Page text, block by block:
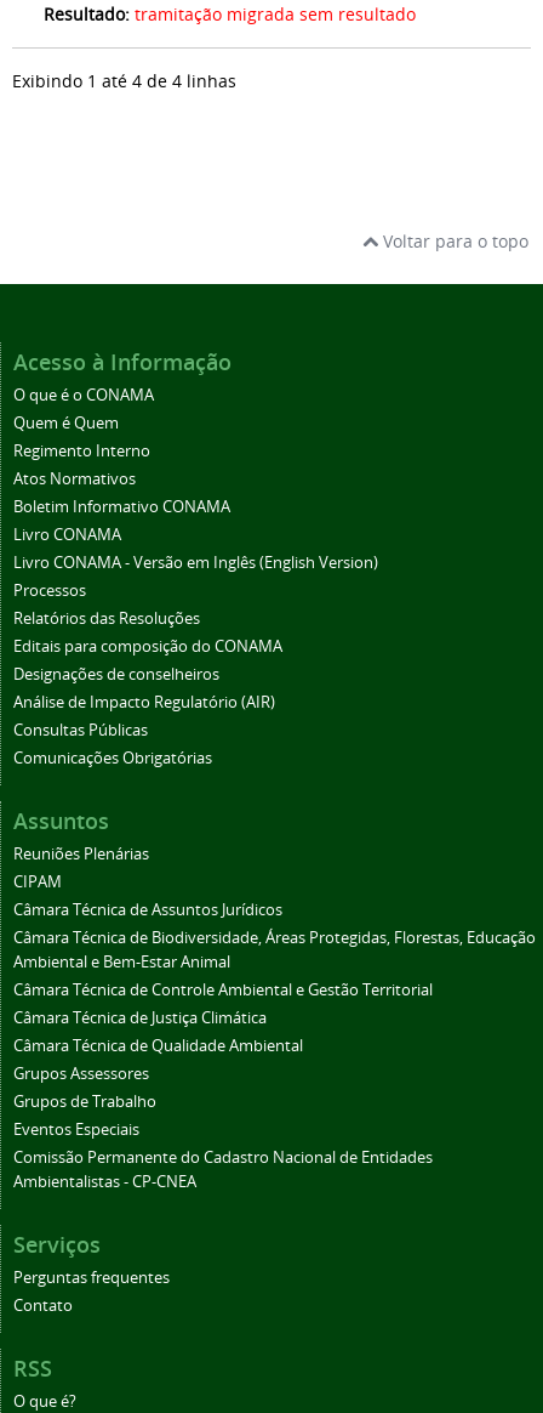
Resultado: tramitação migrada sem resultado
Exibindo 1 até 4 de 4 linhas
Voltar para o topo
Acesso à Informação
O que é o CONAMA
Quem é Quem
Regimento Interno
Atos Normativos
Boletim Informativo CONAMA
Livro CONAMA
Livro CONAMA - Versão em Inglês (English Version)
Processos
Relatórios das Resoluções
Editais para composição do CONAMA
Designações de conselheiros
Análise de Impacto Regulatório (AIR)
Consultas Públicas
Comunicações Obrigatórias
Assuntos
Reuniões Plenárias
CIPAM
Câmara Técnica de Assuntos Jurídicos
Câmara Técnica de Biodiversidade, Áreas Protegidas, Florestas, Educação
Ambiental e Bem-Estar Animal
Câmara Técnica de Controle Ambiental e Gestão Territorial
Câmara Técnica de Justiça Climática
Câmara Técnica de Qualidade Ambiental
Grupos Assessores
Grupos de Trabalho
Eventos Especiais
Comissão Permanente do Cadastro Nacional de Entidades
Ambientalistas - CP-CNEA
Serviços
Perguntas frequentes
Contato
RSS
O que é?